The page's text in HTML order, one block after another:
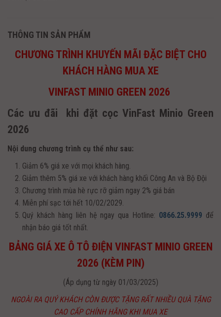
THÔNG TIN SẢN PHẨM
CHƯƠNG TRÌNH KHUYẾN MÃI ĐẶC BIỆT CHO
KHÁCH HÀNG MUA XE
VINFAST MINIO GREEN 2026
Các ưu đãi khi đặt cọc VinFast Minio Green
2026
Nội dung chương trình cụ thể như sau:
Giảm 6% giá xe với mọi khách hàng.
Giảm thêm 5% giá xe với khách hàng khối Công An và Bộ Đội
Chương trình mùa hè rực rỡ giảm ngay 2% giá bán
Miễn phí sạc tới hết 10/02/2029.
Quý khách hàng liên hệ ngay qua Hotline: 0866.25.9999 để
nhận báo giá tốt nhất.
BẢNG GIÁ XE Ô TÔ ĐIỆN VINFAST MINIO GREEN
2026 (KÈM PIN)
(Áp dụng từ ngày 01/03/2025)
NGOÀI RA QUÝ KHÁCH CÒN ĐƯỢC TẶNG RẤT NHIỀU QUÀ TẶNG
CAO CẤP CHÍNH HÃNG KHI MUA XE